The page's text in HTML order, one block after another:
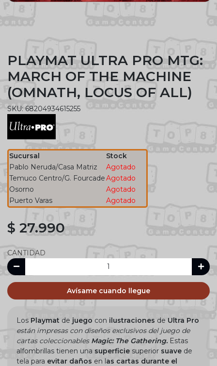
PLAYMAT ULTRA PRO MTG:
MARCH OF THE MACHINE
(OMNATH, LOCUS OF ALL)
SKU: 68204934615255
Sucursal
Stock
Pablo Neruda/Casa Matriz
Agotado
Temuco Centro/G. FourcadeAgotado
Osorno
Agotado
Puerto Varas
Agotado
$ 27.990
CANTIDAD
Avísame cuando llegue
Los Playmat de juego con ilustraciones de Ultra Pro
estánimpresas con diseños exclusivos del juego de
cartas coleccionables Magic: The Gathering. Estas
alfombrillas tienen una superficie superior suave de
tela para evitar daños en las cartas durante el